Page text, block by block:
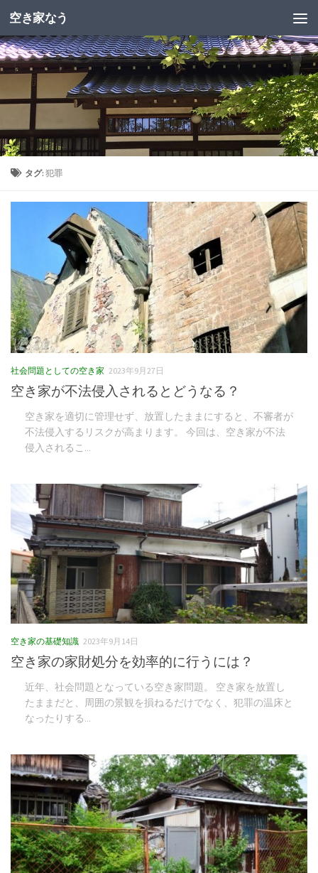
空き家なう
タグ:犯罪
社会問題としての空き家 2023年9月27日
空き家が不法侵入されるとどうなる？
空き家を適切に管理せず、放置したままにすると、不審者が
不法侵入するリスクが高まります。 今回は、空き家が不法
侵入されるこ...
空き家の基礎知識 2023年9月14日
空き家の家財処分を効率的に行うには？
近年、社会問題となっている空き家問題。 空き家を放置し
たままだと、周囲の景観を損ねるだけでなく、犯罪の温床と
なったりする...